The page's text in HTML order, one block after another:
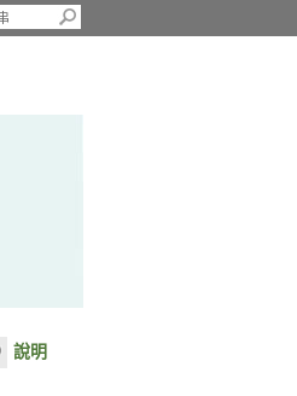
說明